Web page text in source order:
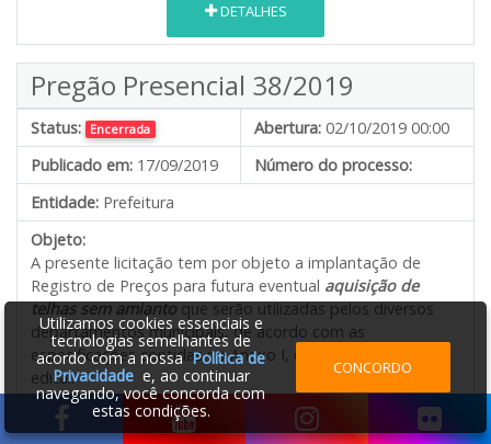
DETALHES
Pregão Presencial 38/2019
Status: Encerrada Abertura: 02/10/2019 00:00
Publicado em: 17/09/2019
Número do processo:
Entidade: Prefeitura
Objeto:
A presente licitação tem por objeto a implantação de
Registro de Preços para futura eventual aquisição de
telhas sem amiantoque serão utilizadas pelos diversos
departamentos municipais, de acordo com as
especificações contidas no Anexo I, que faz parte do
edital.
Valor Estimado:---
Utilizamos cookies essenciais e
tecnologias semelhantes de
acordo com a nossaPolítica de
Privacidadee, ao continuar
navegando, você concorda com
estas condições.
CONCORDO